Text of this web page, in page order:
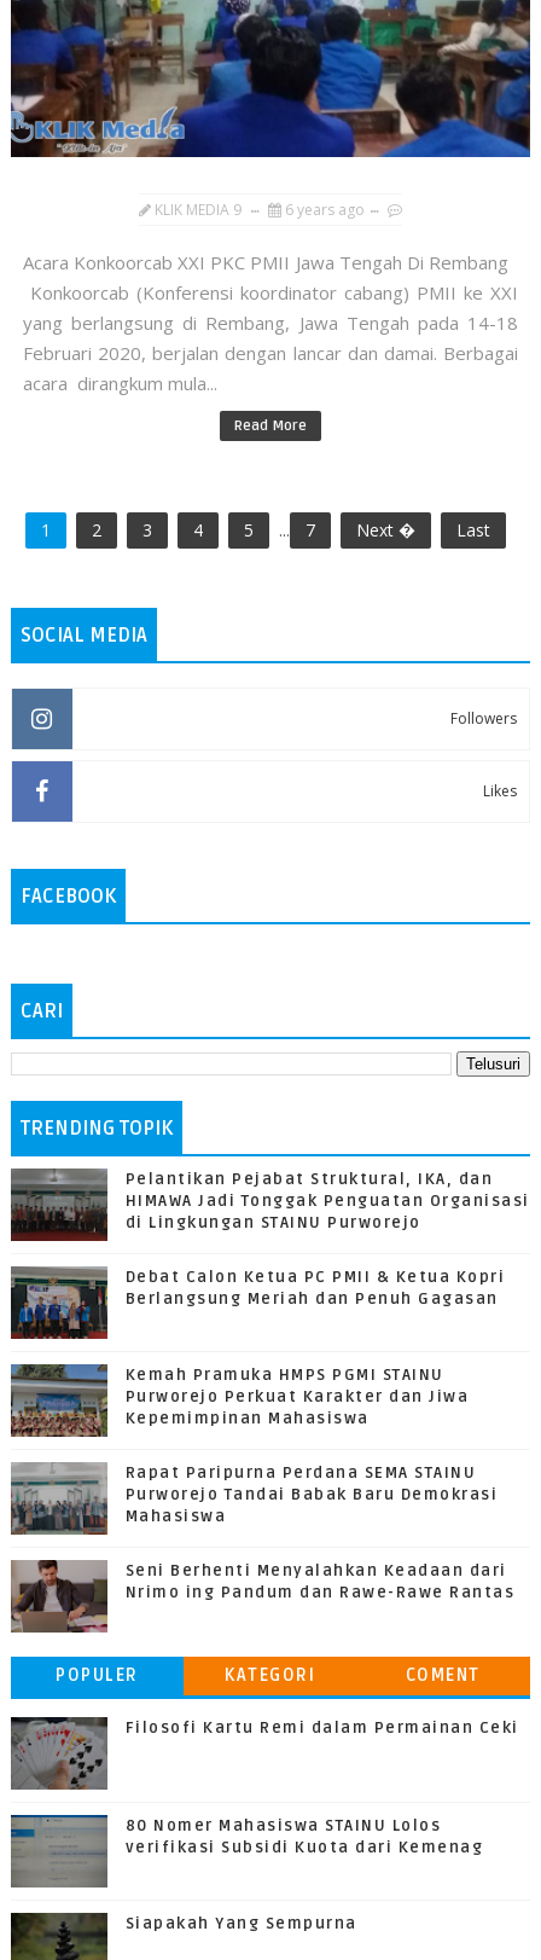
KLIK MEDIA 9 6 years ago
Acara Konkoorcab XXI PKC PMII Jawa Tengah Di Rembang
Konkoorcab (Konferensi koordinator cabang) PMII ke XXI
yang berlangsung di Rembang, Jawa Tengah pada 14-18
Februari 2020, berjalan dengan lancar dan damai. Berbagai
acara dirangkum mula...
Read More
1 2 3 4 5 ... 7 Next � Last
SOCIAL MEDIA
Followers
Likes
FACEBOOK
CARI
TRENDING TOPIK
Pelantikan Pejabat Struktural, IKA, dan
HIMAWA Jadi Tonggak Penguatan Organisasi
di Lingkungan STAINU Purworejo
Debat Calon Ketua PC PMII & Ketua Kopri
Berlangsung Meriah dan Penuh Gagasan
Kemah Pramuka HMPS PGMI STAINU
Purworejo Perkuat Karakter dan Jiwa
Kepemimpinan Mahasiswa
Rapat Paripurna Perdana SEMA STAINU
Purworejo Tandai Babak Baru Demokrasi
Mahasiswa
Seni Berhenti Menyalahkan Keadaan dari
Nrimo ing Pandum dan Rawe-Rawe Rantas
POPULER KATEGORI COMENT
Filosofi Kartu Remi dalam Permainan Ceki
80 Nomer Mahasiswa STAINU Lolos
verifikasi Subsidi Kuota dari Kemenag
Siapakah Yang Sempurna